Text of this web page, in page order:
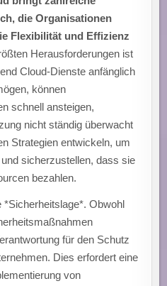
die Organisationen
Flexibilität und Effizienz
Herausforderungen ist
Cloud-Dienste anfänglich
können
schnell ansteigen,
nicht ständig überwacht
Strategien entwickeln, um
sicherzustellen, dass sie
bezahlen.
*Sicherheitslage*. Obwohl
für den Schutz
Dies erfordert eine
von